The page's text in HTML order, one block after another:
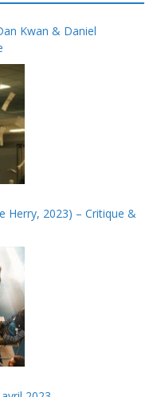
Kwan & Daniel
Herry, 2023) – Critique &